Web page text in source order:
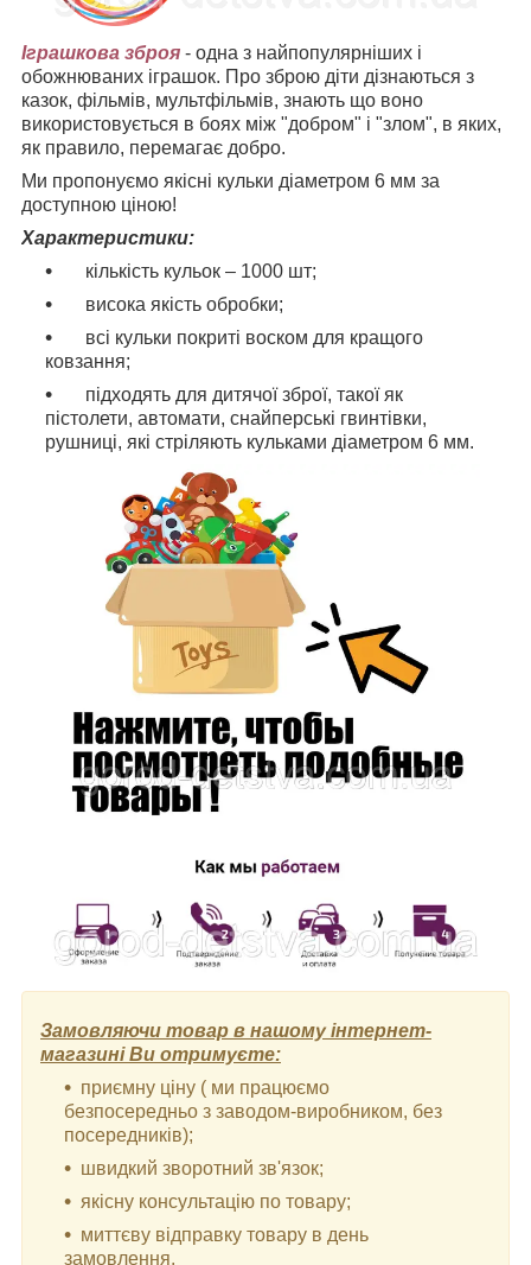
Іграшкова зброя - одна з найпопулярніших і
обожнюваних іграшок. Про зброю діти дізнаються з
казок, фільмів, мультфільмів, знають що воно
використовується в боях між "добром" і "злом", в яких,
як правило, перемагає добро.
Ми пропонуємо якісні кульки діаметром 6 мм за
доступною ціною!
Характеристики:
кількість кульок – 1000 шт;
висока якість обробки;
всі кульки покриті воском для кращого
ковзання;
підходять для дитячої зброї, такої як
пістолети, автомати, снайперські гвинтівки,
рушниці, які стріляють кульками діаметром 6 мм.
Замовляючи товар в нашому інтернет-
магазині Ви отримуєте:
приємну ціну ( ми працюємо
безпосередньо з заводом-виробником, без
посередників);
швидкий зворотний зв'язок;
якісну консультацію по товару;
миттєву відправку товару в день
замовлення.